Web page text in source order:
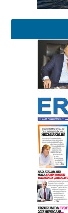
29
17 Şubat 2026 Salı
31
A.
28
26